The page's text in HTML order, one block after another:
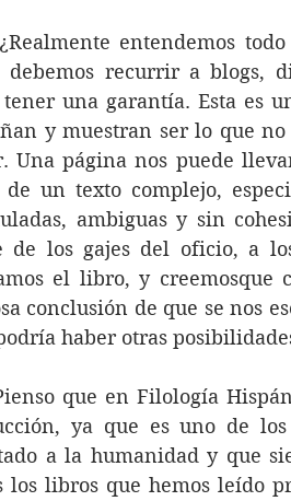
entendemos todo
debemos recurrir a blogs,
una garantía. Esta es
y muestran ser lo que
Una página nos puede
de un texto complejo,
ambiguas y sin
de los gajes del oficio, a
el libro, y creemosque
conclusión de que se nos
haber otras
que en Filología
ya que es uno de
a la humanidad y que
los libros que hemos leído